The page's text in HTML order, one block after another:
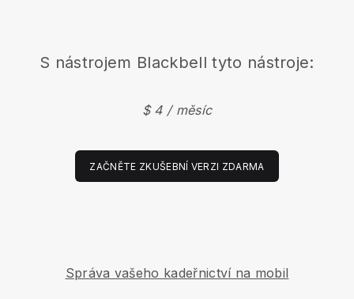
S nástrojem Blackbell tyto nástroje:
$ 4 / měsíc
ZAČNĚTE ZKUŠEBNÍ VERZI ZDARMA
Správa vašeho kadeřnictví na mobil